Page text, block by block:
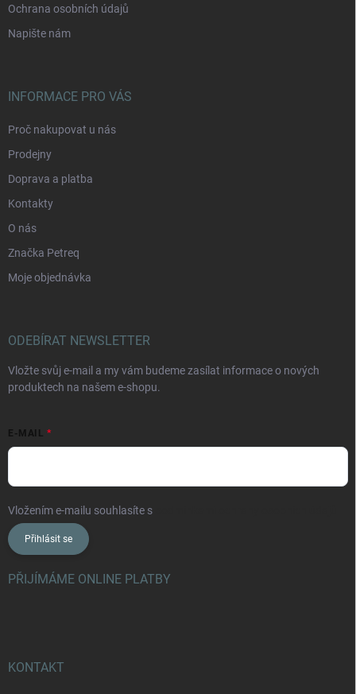
Ochrana osobních údajů
Napište nám
INFORMACE PRO VÁS
Proč nakupovat u nás
Prodejny
Doprava a platba
Kontakty
O nás
Značka Petreq
Moje objednávka
ODEBÍRAT NEWSLETTER
Vložte svůj e-mail a my vám budeme zasílat informace o nových
produktech na našem e-shopu.
E-MAIL
Vložením e-mailu souhlasíte s
Přihlásit se
PŘIJÍMÁME ONLINE PLATBY
KONTAKT